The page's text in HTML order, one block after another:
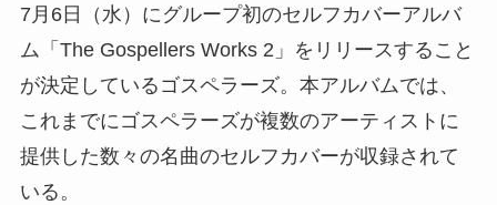
7月6日（水）にグループ初のセルフカバーアルバ
ム「The Gospellers Works 2」をリリースすること
が決定しているゴスペラーズ。本アルバムでは、
これまでにゴスペラーズが複数のアーティストに
提供した数々の名曲のセルフカバーが収録されて
いる。